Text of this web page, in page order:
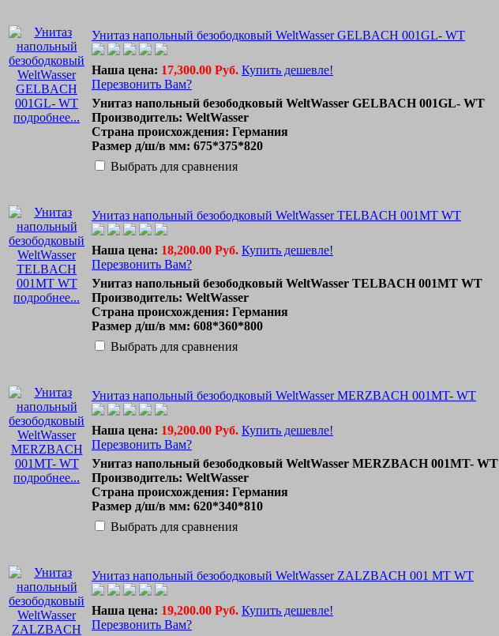
подробнее...
Унитаз напольный безободковый WeltWasser GELBACH 001GL- WT
Наша цена: 17,300.00 Руб. Купить дешевле!
Перезвонить Вам?
Унитаз напольный безободковый WeltWasser GELBACH 001GL- WT
Производитель: WeltWasser
Страна происхождения: Германия
Размер д/ш/в мм: 675*375*820
Выбрать для сравнения
подробнее...
Унитаз напольный безободковый WeltWasser TELBACH 001MT WT
Наша цена: 18,200.00 Руб. Купить дешевле!
Перезвонить Вам?
Унитаз напольный безободковый WeltWasser TELBACH 001MT WT
Производитель: WeltWasser
Страна происхождения: Германия
Размер д/ш/в мм: 608*360*800
Выбрать для сравнения
подробнее...
Унитаз напольный безободковый WeltWasser MERZBACH 001MT- WT
Наша цена: 19,200.00 Руб. Купить дешевле!
Перезвонить Вам?
Унитаз напольный безободковый WeltWasser MERZBACH 001MT- WT
Производитель: WeltWasser
Страна происхождения: Германия
Размер д/ш/в мм: 620*340*810
Выбрать для сравнения
Унитаз напольный безободковый WeltWasser ZALZBACH 001 MT WT
Наша цена: 19,200.00 Руб. Купить дешевле!
Перезвонить Вам?